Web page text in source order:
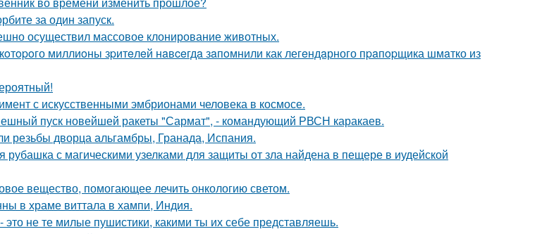
за один запуск.
осуществил массовое клонирование животных.
миллиoны зpитeлeй нaвceгдa зaпoмнили как легeндaрного пpaпopщика шмaтко из
с искусственными эмбрионами человека в космосе.
пуск новейшей ракеты "Сармат", - командующий РВСН каракаев.
резьбы дворца альгамбры, Гранада, Испания.
рубашка с магическими узелками для защиты от зла найдена в пещере в иудейской
вещество, помогающее лечить онкологию светом.
в храме виттала в хампи, Индия.
это не те милые пушистики, какими ты их себе представляешь.